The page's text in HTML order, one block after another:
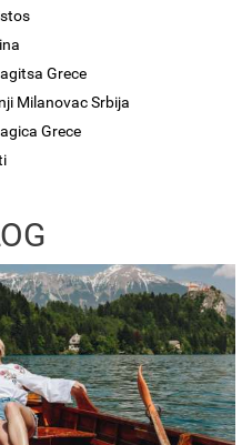
Grece
Milanovac Srbija
Grece